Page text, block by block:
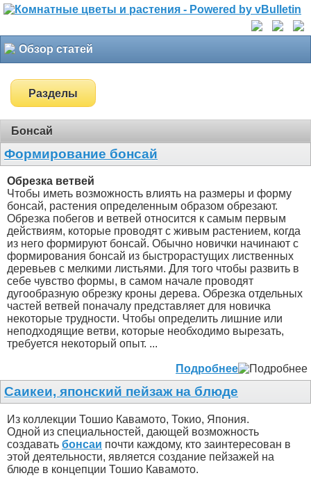
Обзор статей
Разделы
Бонсай
Формирование бонсай
Обрезка ветвей
Чтобы иметь возможность влиять на размеры и форму
бонсай, растения определенным образом обрезают.
Обрезка побегов и ветвей относится к самым первым
действиям, которые проводят с живым растением, когда
из него формируют бонсай. Обычно новички начинают с
формирования бонсай из быстрорастущих лиственных
деревьев с мелкими листьями. Для того чтобы развить в
себе чувство формы, в самом начале проводят
дугообразную обрезку кроны дерева. Обрезка отдельных
частей ветвей поначалу представляет для новичка
некоторые трудности. Чтобы определить лишние или
неподходящие ветви, которые необходимо вырезать,
требуется некоторый опыт. ...
Подробнее
Саикеи, японский пейзаж на блюде
Из коллекции Тошио Кавамото, Токио, Япония.
Одной из специальностей, дающей возможность
создавать бонсаи почти каждому, кто заинтересован в
этой деятельности, является создание пейзажей на
блюде в концепции Тошио Кавамото.